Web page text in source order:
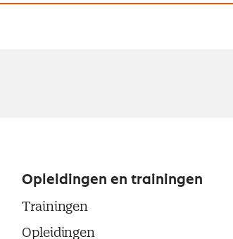
Opleidingen en trainingen
Trainingen
Opleidingen